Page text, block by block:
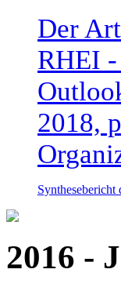
Der
RHEI
2018,
2016 -